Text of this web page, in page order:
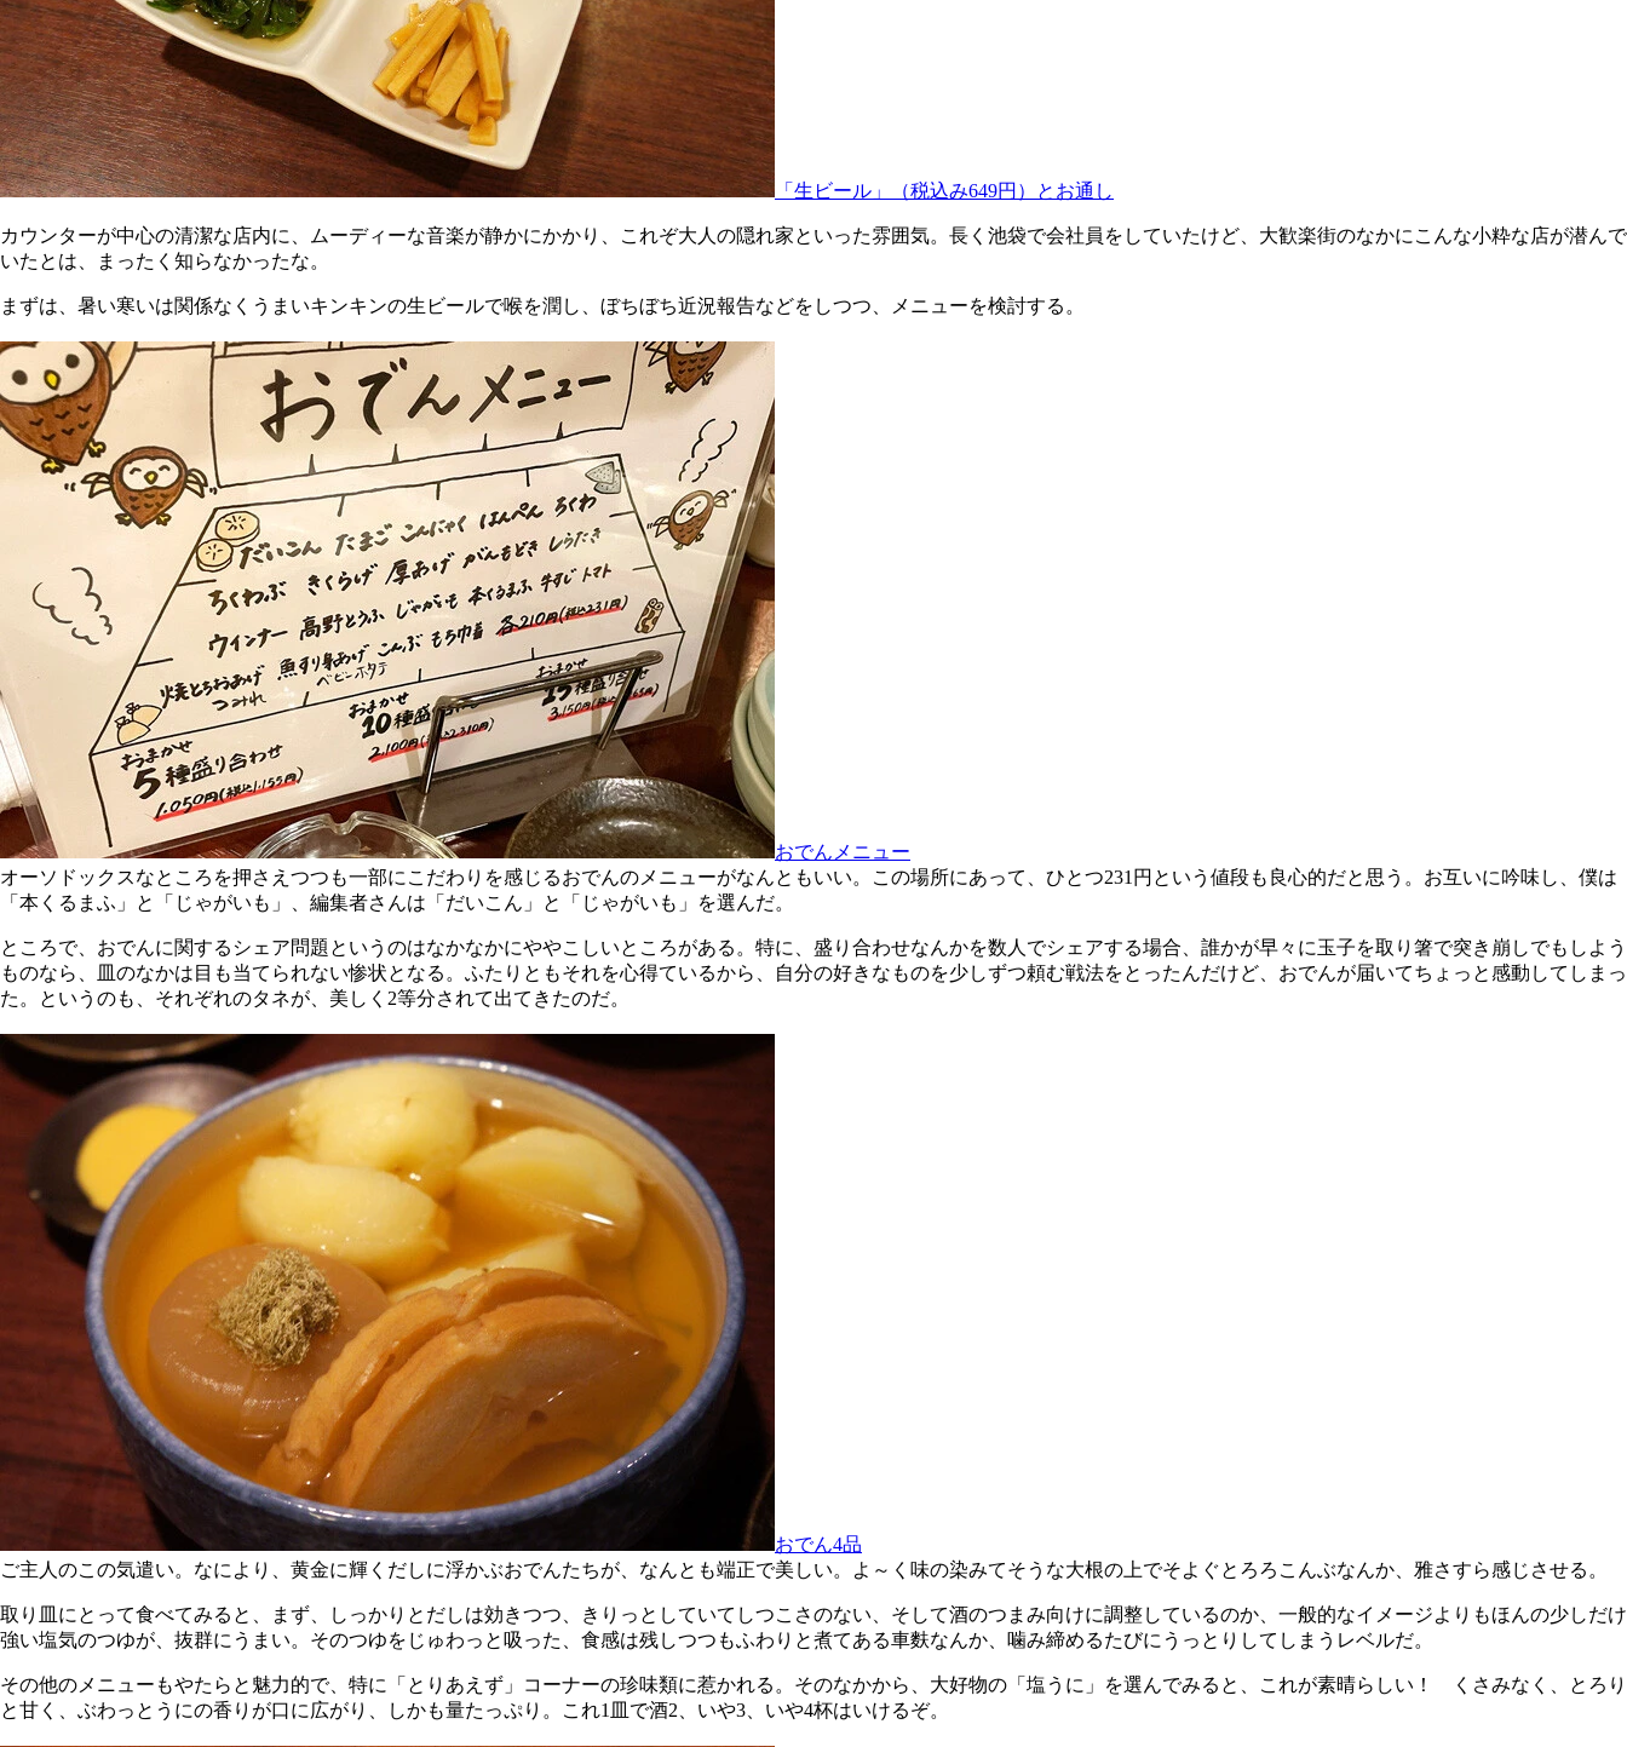
「生ビール」（税込み649円）とお通し
カウンターが中心の清潔な店内に、ムーディーな音楽が静かにかかり、これぞ大人の隠れ家といった雰囲気。長く池袋で会社員をしていたけど、大歓楽街のなかにこんな小粋な店が潜んで
いたとは、まったく知らなかったな。
まずは、暑い寒いは関係なくうまいキンキンの生ビールで喉を潤し、ぼちぼち近況報告などをしつつ、メニューを検討する。
おでんメニュー
オーソドックスなところを押さえつつも一部にこだわりを感じるおでんのメニューがなんともいい。この場所にあって、ひとつ231円という値段も良心的だと思う。お互いに吟味し、僕は
「本くるまふ」と「じゃがいも」、編集者さんは「だいこん」と「じゃがいも」を選んだ。
ところで、おでんに関するシェア問題というのはなかなかにややこしいところがある。特に、盛り合わせなんかを数人でシェアする場合、誰かが早々に玉子を取り箸で突き崩しでもしよう
ものなら、皿のなかは目も当てられない惨状となる。ふたりともそれを心得ているから、自分の好きなものを少しずつ頼む戦法をとったんだけど、おでんが届いてちょっと感動してしまっ
た。というのも、それぞれのタネが、美しく2等分されて出てきたのだ。
おでん4品
ご主人のこの気遣い。なにより、黄金に輝くだしに浮かぶおでんたちが、なんとも端正で美しい。よ～く味の染みてそうな大根の上でそよぐとろろこんぶなんか、雅さすら感じさせる。
取り皿にとって食べてみると、まず、しっかりとだしは効きつつ、きりっとしていてしつこさのない、そして酒のつまみ向けに調整しているのか、一般的なイメージよりもほんの少しだけ
強い塩気のつゆが、抜群にうまい。そのつゆをじゅわっと吸った、食感は残しつつもふわりと煮てある車麩なんか、噛み締めるたびにうっとりしてしまうレベルだ。
その他のメニューもやたらと魅力的で、特に「とりあえず」コーナーの珍味類に惹かれる。そのなかから、大好物の「塩うに」を選んでみると、これが素晴らしい！ くさみなく、とろり
と甘く、ぶわっとうにの香りが口に広がり、しかも量たっぷり。これ1皿で酒2、いや3、いや4杯はいけるぞ。